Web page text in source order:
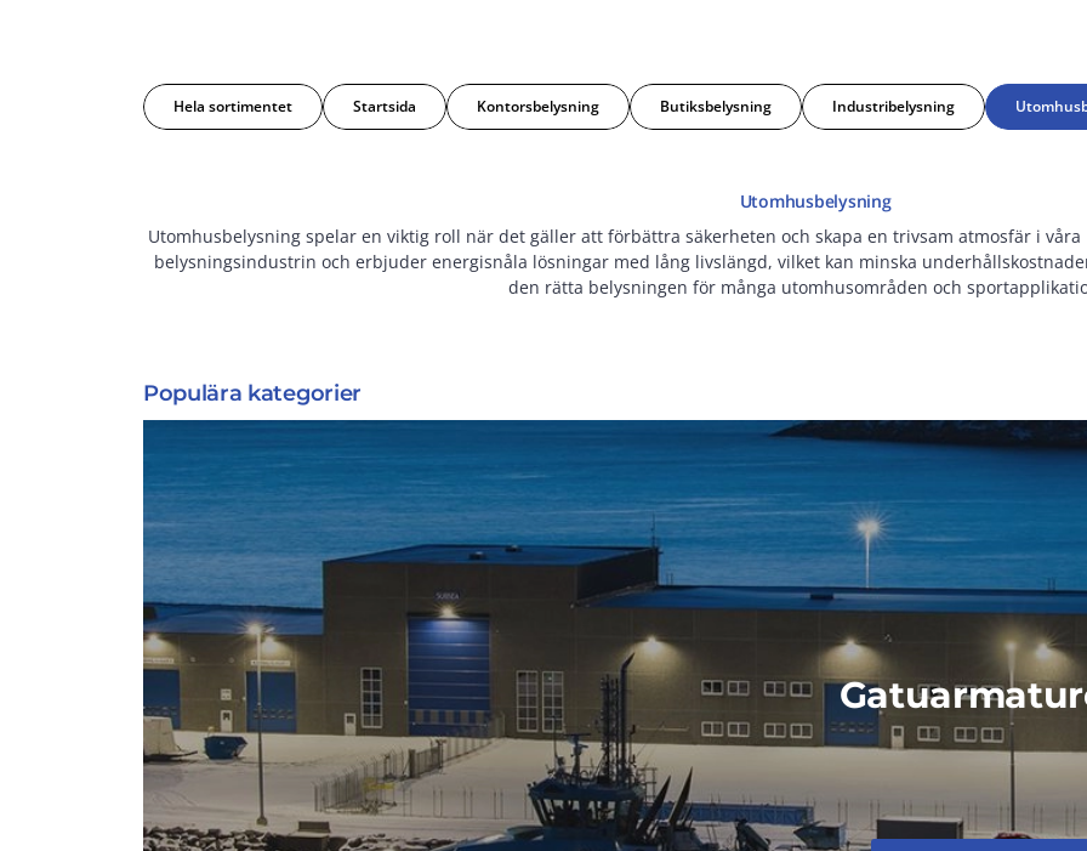
Hela sortimentet Startsida Kontorsbelysning Butiksbelysning Industribelysning
Utomhusbelysning
Utomhusbelysning spelar en viktig roll när det gäller att förbättra säkerheten och skapa en trivsam atmosfär i
belysningsindustrin och erbjuder energisnåla lösningar med lång livslängd, vilket kan minska
den rätta belysningen för många utomhusområden och
Populära kategorier